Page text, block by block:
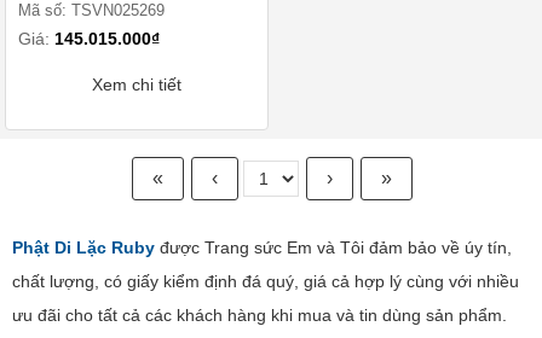
Mã số: TSVN025269
Giá: 145.015.000₫
Xem chi tiết
« ‹ › »
Phật Di Lặc Ruby được Trang sức Em và Tôi đảm bảo về úy tín,
chất lượng, có giấy kiểm định đá quý, giá cả hợp lý cùng với nhiều
ưu đãi cho tất cả các khách hàng khi mua và tin dùng sản phẩm.